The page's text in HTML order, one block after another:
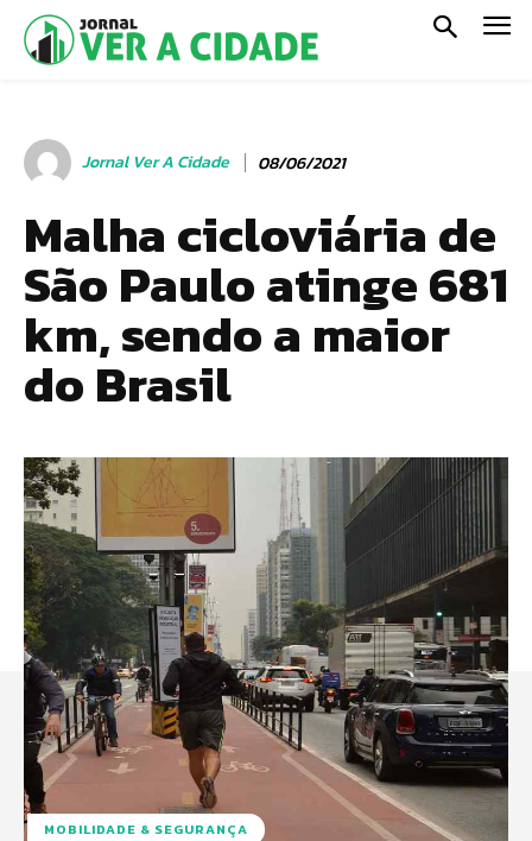
Jornal Ver A Cidade 08/06/2021
Malha cicloviária de
São Paulo atinge 681
km, sendo a maior
do Brasil
MOBILIDADE & SEGURANÇA